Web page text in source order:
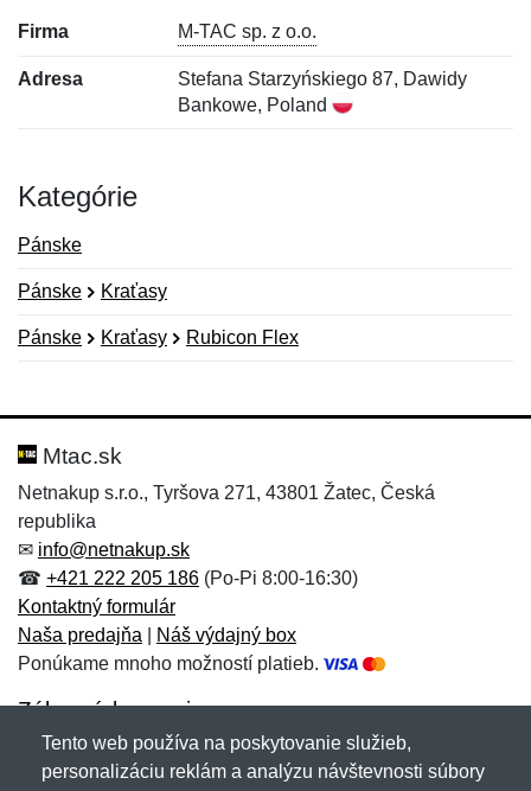
Firma M-TAC sp. z o.o.
Adresa
Stefana Starzyńskiego 87, Dawidy
Bankowe, Poland
Kategórie
Pánske
Pánske Kraťasy
Pánske Kraťasy Rubicon Flex
Hodnotenie:
Meno:*
E-mail:
Správa*
Meno:
E-mail:*
Správa*
Mtac.sk
Netnakup s.r.o., Tyršova 271, 43801 Žatec, Česká
republika
✉ info@netnakup.sk
☎ +421 222 205 186 (Po-Pi 8:00-16:30)
Kontaktný formulár
Naša predajňa
Náš výdajný box
Ponúkame mnoho možností platieb.
Zákaznícky servis
Novinky emailom
Tento web používa na poskytovanie služieb,
personalizáciu reklám a analýzu návštevnosti súbory